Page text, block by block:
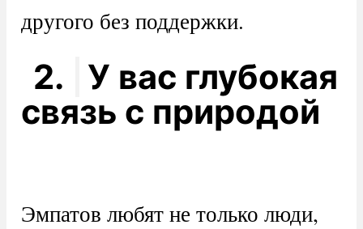
другого без поддержки.
2.
У вас глубокая
связь с природой
Эмпатов любят не только люди,